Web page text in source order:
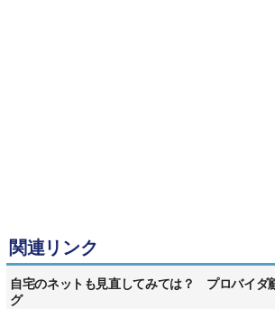
関連リンク
自宅のネットも見直してみては？ プロバイダ
グ